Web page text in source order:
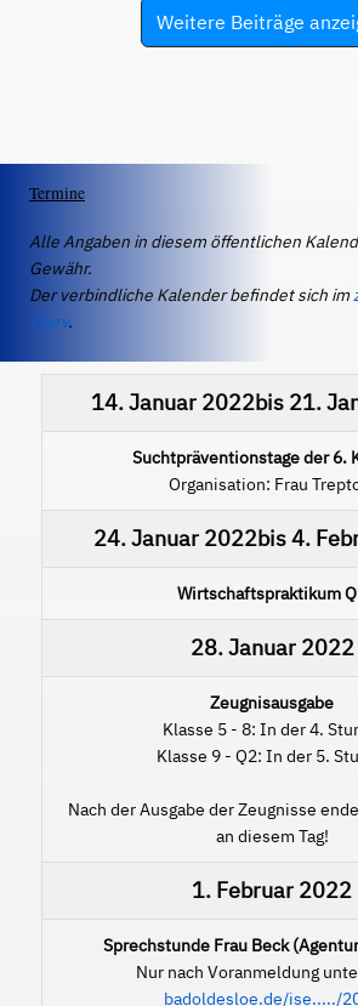
Weitere Beiträge
Termine
Alle Angaben in diesem öffentlichen
Gewähr.
Der verbindliche Kalender befindet sich im
IServ.
14. Januar 2022bis 21.
Suchtpräventionstage der 6.
Organisation: Frau
24. Januar 2022bis4.
Wirtschaftspraktikum
28. Januar 2022
Zeugnisausgabe
Klasse 5 - 8: In der 4.
Klasse 9 - Q2: In der 5.
Nach der Ausgabe der Zeugnisse
an diesem Tag!
1. Februar 2022
Sprechstunde Frau Beck
Nur nach Voranmeldung
badoldesloe.de/ise...../